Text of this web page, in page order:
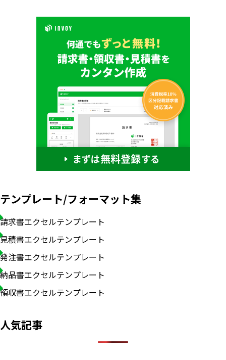
テンプレート/フォーマット集
請求書エクセルテンプレート
見積書エクセルテンプレート
発注書エクセルテンプレート
納品書エクセルテンプレート
領収書エクセルテンプレート
人気記事